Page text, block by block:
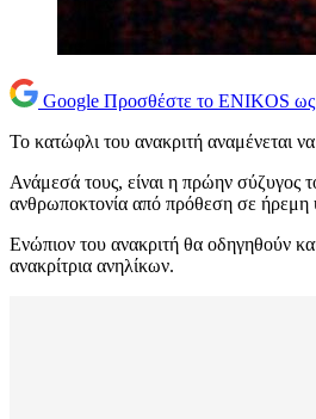
Google Προσθέστε το ENIKOS
Το κατώφλι του ανακριτή αναμένεται
Ανάμεσά τους, είναι η πρώην σύζυγος
ανθρωποκτονία από πρόθεση σε ήρεμη
Ενώπιον του ανακριτή θα οδηγηθούν
ανακρίτρια ανηλίκων.